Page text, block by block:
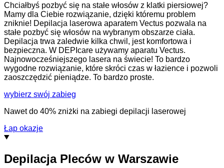
Chciałbyś pozbyć się na stałe włosów z klatki piersiowej?
Mamy dla Ciebie rozwiązanie, dzięki któremu problem
zniknie! Depilacja laserowa aparatem Vectus pozwala na
stałe pozbyć się włosów na wybranym obszarze ciała.
Depilacja trwa zaledwie kilka chwil, jest komfortowa i
bezpieczna. W DEPIcare używamy aparatu Vectus.
Najnowocześniejszego lasera na świecie! To bardzo
wygodne rozwiązanie, które skróci czas w łazience i pozwoli
zaoszczędzić pieniądze. To bardzo proste.
wybierz swój zabieg
Nawet do 40% zniżki na zabiegi depilacji laserowej
Łap okazje
Depilacja Pleców w Warszawie